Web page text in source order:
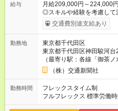
給与
月給209,000円～224,000円
◎スキルや経験を考慮し
で全額支給します。 ◎賞
分） ※副業不可 【試用期間】試用期間あり 試用期間の長さ：2
交通費別途支給あり
勤務地
東京都千代田区
東京都千代田区神田駿河
（最寄り駅：各線「御茶ノ
（株）交通新聞社
勤務時間
フレックスタイム制
フルフレックス 標準労働
1日あたり8時間（コアタイムなし） ※一般的